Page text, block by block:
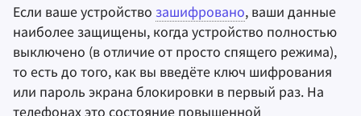
Если ваше устройство зашифровано, ваши данные
наиболее защищены, когда устройство полностью
выключено (в отличие от просто спящего режима),
то есть до того, как вы введёте ключ шифрования
или пароль экрана блокировки в первый раз. На
телефонах это состояние повышенной